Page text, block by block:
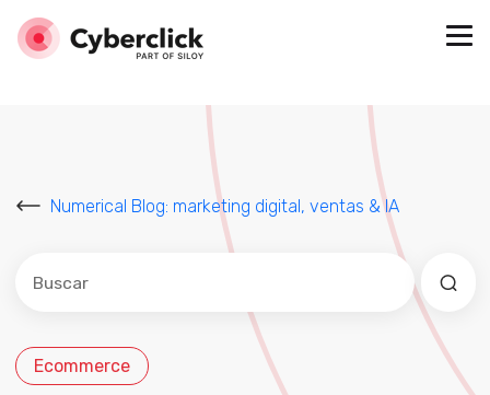
Numerical Blog: marketing digital, ventas & IA
Este es un campo de búsqueda con una función de
No hay sugerencias porque el campo de
Ecommerce